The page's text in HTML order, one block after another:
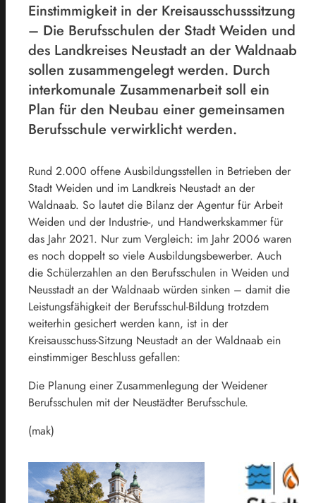
Einstimmigkeit in der Kreisausschusssitzung
– Die Berufsschulen der Stadt Weiden und
des Landkreises Neustadt an der Waldnaab
sollen zusammengelegt werden. Durch
interkomunale Zusammenarbeit soll ein
Plan für den Neubau einer gemeinsamen
Berufsschule verwirklicht werden.
Rund 2.000 offene Ausbildungsstellen in Betrieben der
Stadt Weiden und im Landkreis Neustadt an der
Waldnaab. So lautet die Bilanz der Agentur für Arbeit
Weiden und der Industrie-, und Handwerkskammer für
das Jahr 2021. Nur zum Vergleich: im Jahr 2006 waren
es noch doppelt so viele Ausbildungsbewerber. Auch
die Schülerzahlen an den Berufsschulen in Weiden und
Neusstadt an der Waldnaab würden sinken – damit die
Leistungsfähigkeit der Berufsschul-Bildung trotzdem
weiterhin gesichert werden kann, ist in der
Kreisausschuss-Sitzung Neustadt an der Waldnaab ein
einstimmiger Beschluss gefallen:
Die Planung einer Zusammenlegung der Weidener
Berufsschulen mit der Neustädter Berufsschule.
(mak)